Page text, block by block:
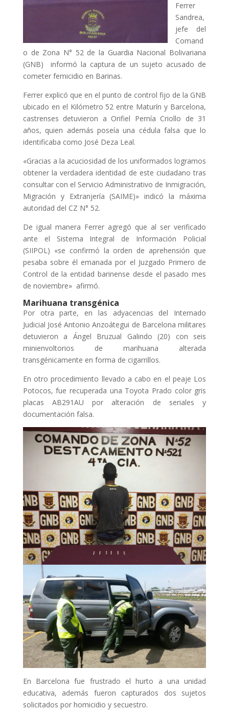
Ferrer
Sandrea,
jefe del
Comand
o de Zona N° 52 de la Guardia Nacional Bolivariana
(GNB) informó la captura de un sujeto acusado de
cometer femicidio en Barinas.
Ferrer explicó que en el punto de control fijo de la GNB
ubicado en el Kilómetro 52 entre Maturín y Barcelona,
castrenses detuvieron a Orifiel Pernía Criollo de 31
años, quien además poseía una cédula falsa que lo
identificaba como José Deza Leal.
«Gracias a la acuciosidad de los uniformados logramos
obtener la verdadera identidad de este ciudadano tras
consultar con el Servicio Administrativo de Inmigración,
Migración y Extranjería (SAIME)» indicó la máxima
autoridad del CZ N° 52.
De igual manera Ferrer agregó que al ser verificado
ante el Sistema Integral de Información Policial
(SIIPOL) «se confirmó la orden de aprehensión que
pesaba sobre él emanada por el Juzgado Primero de
Control de la entidad barinense desde el pasado mes
de noviembre» afirmó.
Marihuana transgénica
Por otra parte, en las adyacencias del Internado
Judicial José Antonio Anzoátegui de Barcelona militares
detuvieron a Ángel Bruzual Galindo (20) con seis
minienvoltorios de marihuana alterada
transgénicamente en forma de cigarrillos.
En otro procedimiento llevado a cabo en el peaje Los
Potocos, fue recuperada una Toyota Prado color gris
placas AB291AU por alteración de seriales y
documentación falsa.
En Barcelona fue frustrado el hurto a una unidad
educativa, además fueron capturados dos sujetos
solicitados por homicidio y secuestro.